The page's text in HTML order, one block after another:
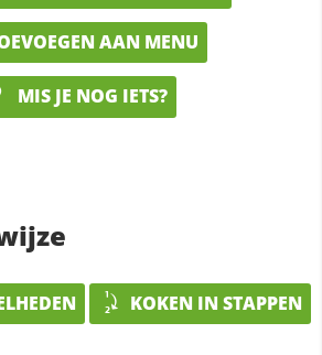
AAN MENU
MIS JE NOG IETS?
KOKEN IN STAPPEN